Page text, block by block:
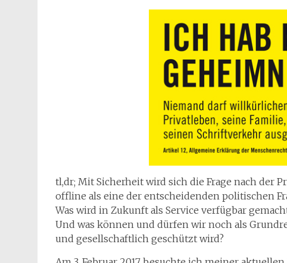
tl,dr; Mit Sicherheit wird sich die Frage nach der
offline als eine der entscheidenden politischen
Was wird in Zukunft als Service verfügbar
Und was können und dürfen wir noch als
und gesellschaftlich geschützt wird?